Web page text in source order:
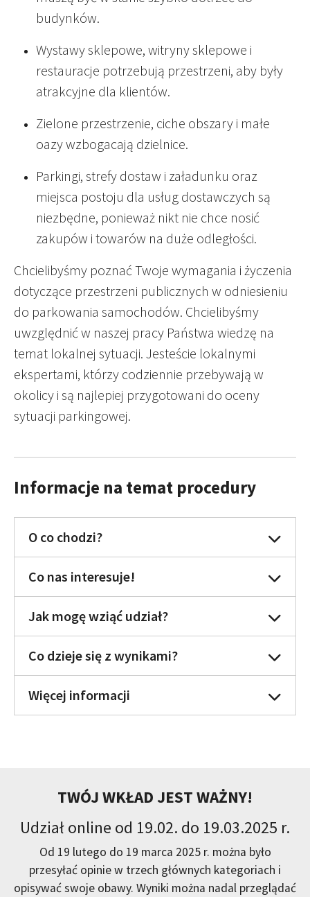
budynków.
Wystawy sklepowe, witryny sklepowe i
restauracje potrzebują przestrzeni, aby były
atrakcyjne dla klientów.
Zielone przestrzenie, ciche obszary i małe
oazy wzbogacają dzielnice.
Parkingi, strefy dostaw i załadunku oraz
miejsca postoju dla usług dostawczych są
niezbędne, ponieważ nikt nie chce nosić
zakupów i towarów na duże odległości.
Chcielibyśmy poznać Twoje wymagania i życzenia
dotyczące przestrzeni publicznych w odniesieniu
do parkowania samochodów. Chcielibyśmy
uwzględnić w naszej pracy Państwa wiedzę na
temat lokalnej sytuacji. Jesteście lokalnymi
ekspertami, którzy codziennie przebywają w
okolicy i są najlepiej przygotowani do oceny
sytuacji parkingowej.
Informacje na temat procedury
O co chodzi?
Co nas interesuje!
Jak mogę wziąć udział?
Co dzieje się z wynikami?
Więcej informacji
TWÓJ WKŁAD JEST WAŻNY!
Udział online od 19.02. do 19.03.2025 r.
Od 19 lutego do 19 marca 2025 r. można było
przesyłać opinie w trzech głównych kategoriach i
opisywać swoje obawy. Wyniki można nadal przeglądać